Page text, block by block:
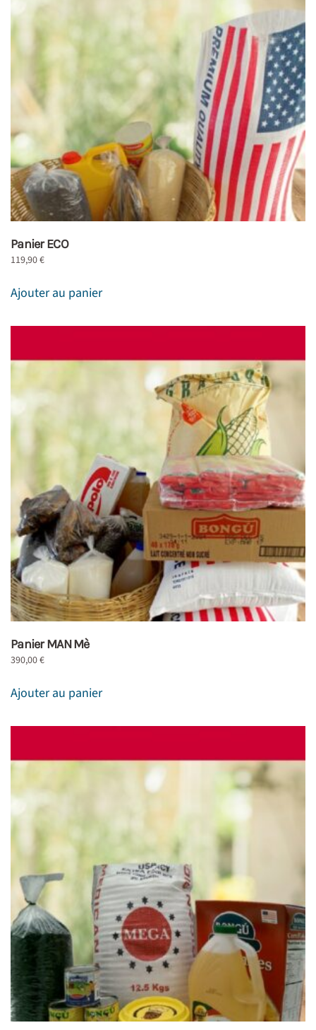
Panier ECO
119,90€
Ajouter au panier
Panier MAN Mè
390,00€
Ajouter au panier